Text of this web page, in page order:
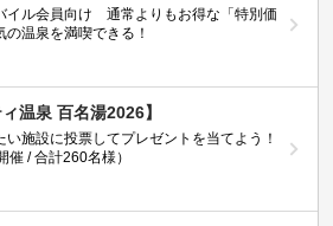
イル会員向け 通常よりもお得な「特別価
の温泉を満喫できる！
ィ温泉 百名湯2026】
い施設に投票してプレゼントを当てよう！
催 / 合計260名様）